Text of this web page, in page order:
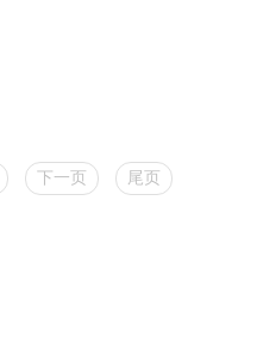
下一页 尾页